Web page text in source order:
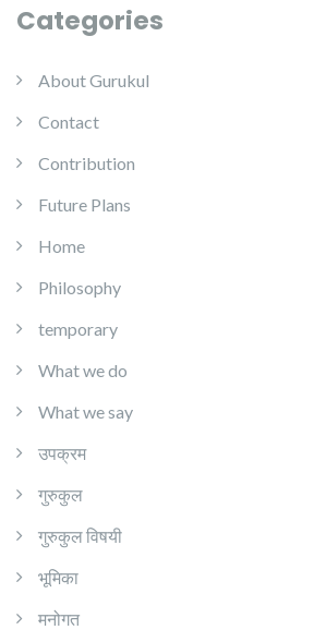
Categories
About Gurukul
Contact
Contribution
Future Plans
Home
Philosophy
temporary
What we do
What we say
उपक्रम
गुरुकुल
गुरुकुल विषयी
भूमिका
मनोगत